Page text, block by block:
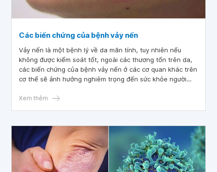
Các biến chứng của bệnh vảy nến
Vảy nến là một bệnh lý về da mãn tính, tuy nhiên nếu
không được kiểm soát tốt, ngoài các thương tổn trên da,
các biến chứng của bệnh vảy nến ở các cơ quan khác trên
cơ thể sẽ ảnh hưởng nghiêm trọng đến sức khỏe người
Xem thêm